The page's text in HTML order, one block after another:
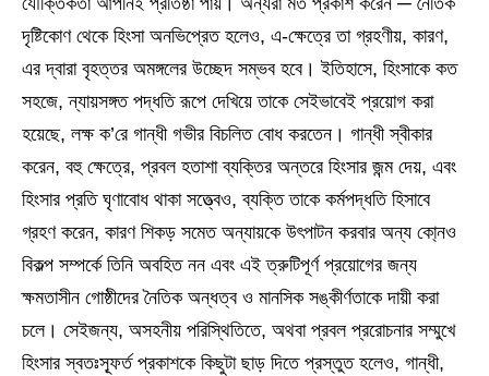
দৃষ্টিকোণ থেকে হিংসা অনভিপ্রেত হলেও, এ-ক্ষেত্রে তা গ্রহণীয়, কারণ,
এর দ্বারা বৃহত্তর অমঙ্গলের উচ্ছেদ সম্ভব হবে। ইতিহাসে, হিংসাকে কত
সহজে, ন্যায়সঙ্গত পদ্ধতি রূপে দেখিয়ে তাকে সেইভাবেই প্রয়োগ করা
হয়েছে, লক্ষ ক’রে গান্ধী গভীর বিচলিত বোধ করতেন। গান্ধী স্বীকার
করেন, বহু ক্ষেত্রে, প্রবল হতাশা ব্যক্তির অন্তরে হিংসার জন্ম দেয়, এবং
হিংসার প্রতি ঘৃণাবোধ থাকা সত্ত্বেও, ব্যক্তি তাকে কর্মপদ্ধতি হিসাবে
গ্রহণ করেন, কারণ শিকড় সমেত অন্যায়কে উৎপাটন করবার অন্য কো্নও
বিকল্প সম্পর্কে তিনি অবহিত নন এবং এই ত্রুটিপূর্ণ প্রয়োগের জন্য
ক্ষমতাসীন গোষ্ঠীদের নৈতিক অন্ধত্ব ও মানসিক সঙ্কীর্ণতাকে দায়ী করা
চলে। সেইজন্য, অসহনীয় পরিস্থিতিতে, অথবা প্রবল প্ররোচনার সম্মুখে
হিংসার স্বতঃস্ফূর্ত প্রকাশকে কিছুটা ছাড় দিতে প্রস্তুত হলেও, গান্ধী,